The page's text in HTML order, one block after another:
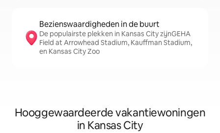
Bezienswaardigheden in de buurt
De populairste plekken in Kansas City zijnGEHA
Field at Arrowhead Stadium, Kauffman Stadium,
en Kansas City Zoo
Hooggewaardeerde vakantiewoningen
in Kansas City